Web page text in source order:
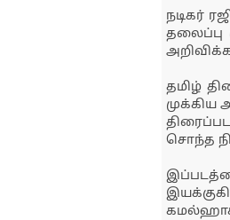
நடிகர்
தலைப்பு
தமிழ்
முக்கிய
சொந்த